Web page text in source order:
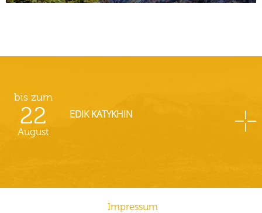
bis zum
22
August
EDIK KATYKHIN
Impressum